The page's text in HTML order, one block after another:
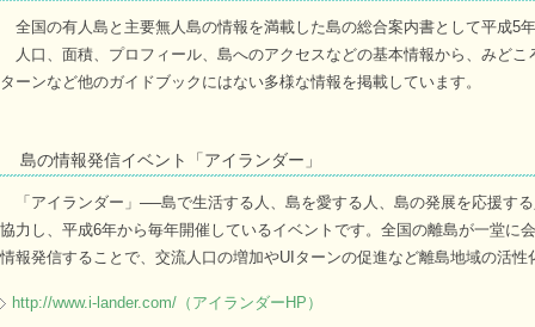
全国の有人島と主要無人島の情報を満載した島の総合案内書として平成5
人口、面積、プロフィール、島へのアクセスなどの基本情報から、みど
ターンなど他のガイドブックにはない多様な情報を掲載しています。
島の情報発信イベント「アイランダー」
「アイランダー」──島で生活する人、島を愛する人、島の発展を応援す
協力し、平成6年から毎年開催しているイベントです。全国の離島が一堂に
情報発信することで、交流人口の増加やUIターンの促進など離島地域の活性
http://www.i-lander.com/（アイランダーHP）